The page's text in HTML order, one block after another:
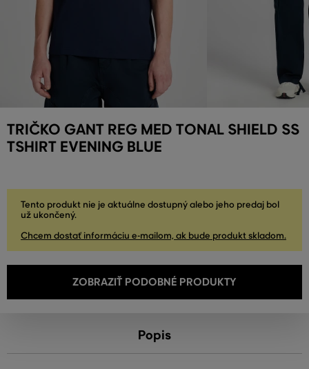
TRIČKO GANT REG MED TONAL SHIELD SS
TSHIRT EVENING BLUE
Tento produkt nie je aktuálne dostupný alebo jeho predaj bol
už ukončený.
Chcem dostať informáciu e-mailom, ak bude produkt skladom.
ZOBRAZIŤ PODOBNÉ PRODUKTY
Popis